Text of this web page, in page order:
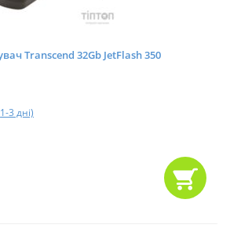
Transcend 32Gb JetFlash 350
3 дні)